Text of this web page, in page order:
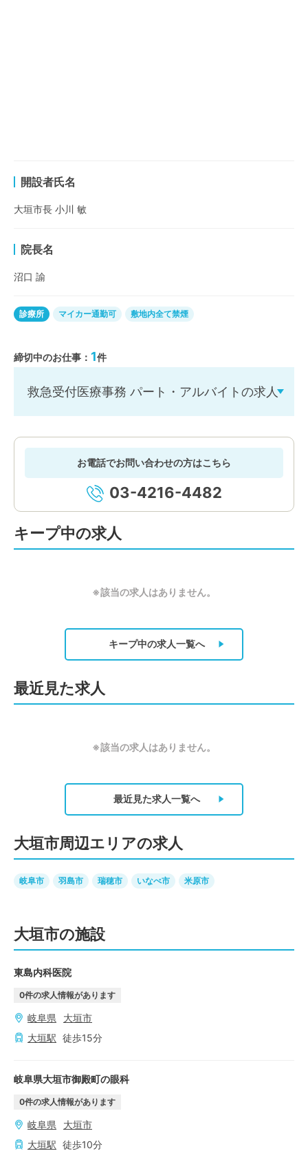
開設者氏名
大垣市長 小川 敏
院長名
沼口 諭
診療所 マイカー通勤可 敷地内全て禁煙
締切中のお仕事： 1件
救急受付医療事務 パート・アルバイトの求人
お電話でお問い合わせの方はこちら
03-4216-4482
キープ中の求人
※該当の求人はありません。
キープ中の求人一覧へ
最近見た求人
※該当の求人はありません。
最近見た求人一覧へ
大垣市周辺エリアの求人
岐阜市 羽島市 瑞穂市 いなべ市 米原市
大垣市の施設
東島内科医院
0件の求人情報があります
岐阜県
大垣市
大垣駅 徒歩15分
岐阜県大垣市御殿町の眼科
0件の求人情報があります
岐阜県
大垣市
大垣駅 徒歩10分